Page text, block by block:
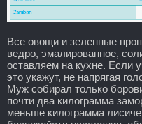
Все овощи и зеленные
ведро, эмалированное,
оставляем на кухне. Если
это укажут, не напрягая
Муж собирал только
почти два килограмма
меньше килограмма